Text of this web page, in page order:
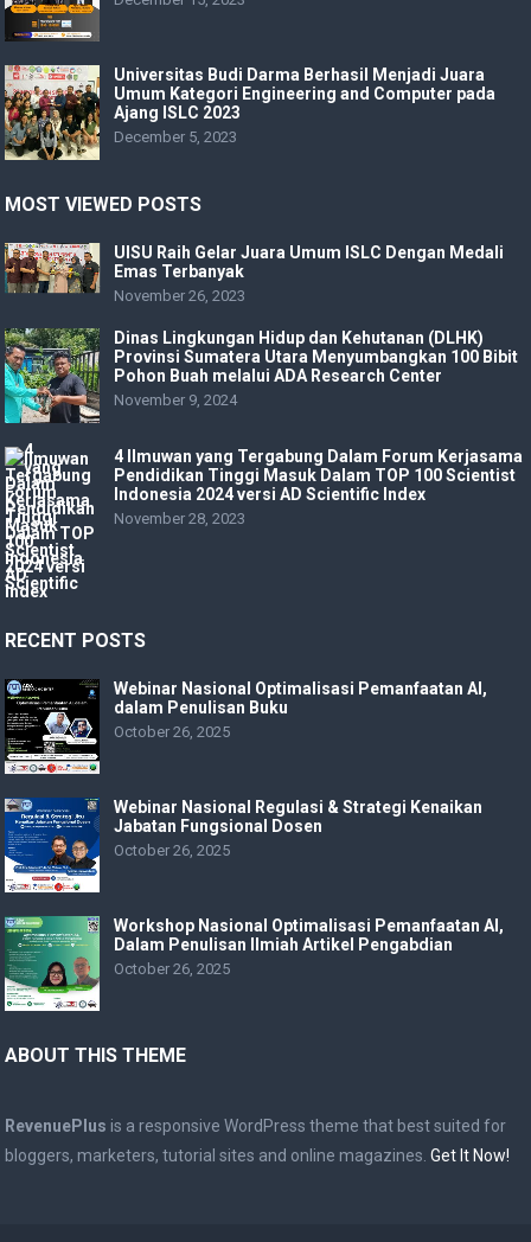
Universitas Budi Darma Berhasil Menjadi Juara
Umum Kategori Engineering and Computer pada
Ajang ISLC 2023
December 5, 2023
MOST VIEWED POSTS
UISU Raih Gelar Juara Umum ISLC Dengan Medali
Emas Terbanyak
November 26, 2023
Dinas Lingkungan Hidup dan Kehutanan (DLHK)
Provinsi Sumatera Utara Menyumbangkan 100 Bibit
Pohon Buah melalui ADA Research Center
November 9, 2024
4 Ilmuwan yang Tergabung Dalam Forum Kerjasama
Pendidikan Tinggi Masuk Dalam TOP 100 Scientist
Indonesia 2024 versi AD Scientific Index
November 28, 2023
RECENT POSTS
Webinar Nasional Optimalisasi Pemanfaatan AI,
dalam Penulisan Buku
October 26, 2025
Webinar Nasional Regulasi & Strategi Kenaikan
Jabatan Fungsional Dosen
October 26, 2025
Workshop Nasional Optimalisasi Pemanfaatan AI,
Dalam Penulisan Ilmiah Artikel Pengabdian
October 26, 2025
ABOUT THIS THEME
RevenuePlus is a responsive WordPress theme that best suited for
bloggers, marketers, tutorial sites and online magazines.Get It Now!